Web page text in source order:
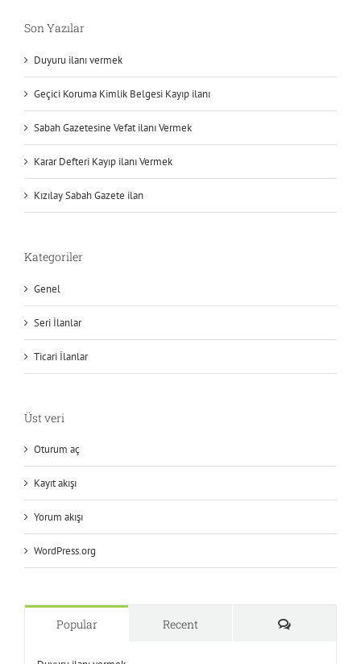
Son Yazılar
Duyuru ilanı vermek
Geçici Koruma Kimlik Belgesi Kayıp ilanı
Sabah Gazetesine Vefat ilanı Vermek
Karar Defteri Kayıp ilanı Vermek
Kızılay Sabah Gazete ilan
Kategoriler
Genel
Seri İlanlar
Ticari İlanlar
Üst veri
Oturum aç
Kayıt akışı
Yorum akışı
WordPress.org
Popular Recent Yorum